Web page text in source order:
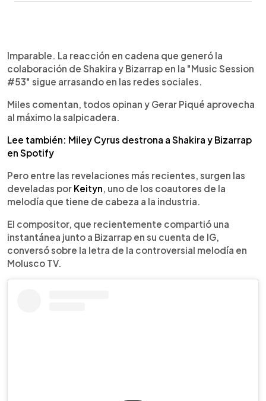
► Escuchar artículo
Imparable. La reacción en cadena que generó la
colaboración de Shakira y Bizarrap en la "Music Session
#53" sigue arrasando en las redes sociales.
Miles comentan, todos opinan y Gerar Piqué aprovecha
al máximo la salpicadera.
Lee también: Miley Cyrus destrona a Shakira y Bizarrap
en Spotify
Pero entre las revelaciones más recientes, surgen las
develadas por Keityn, uno de los coautores de la
melodía que tiene de cabeza a la industria.
El compositor, que recientemente compartió una
instantánea junto a Bizarrap en su cuenta de IG,
conversó sobre la letra de la controversial melodía en
Molusco TV.